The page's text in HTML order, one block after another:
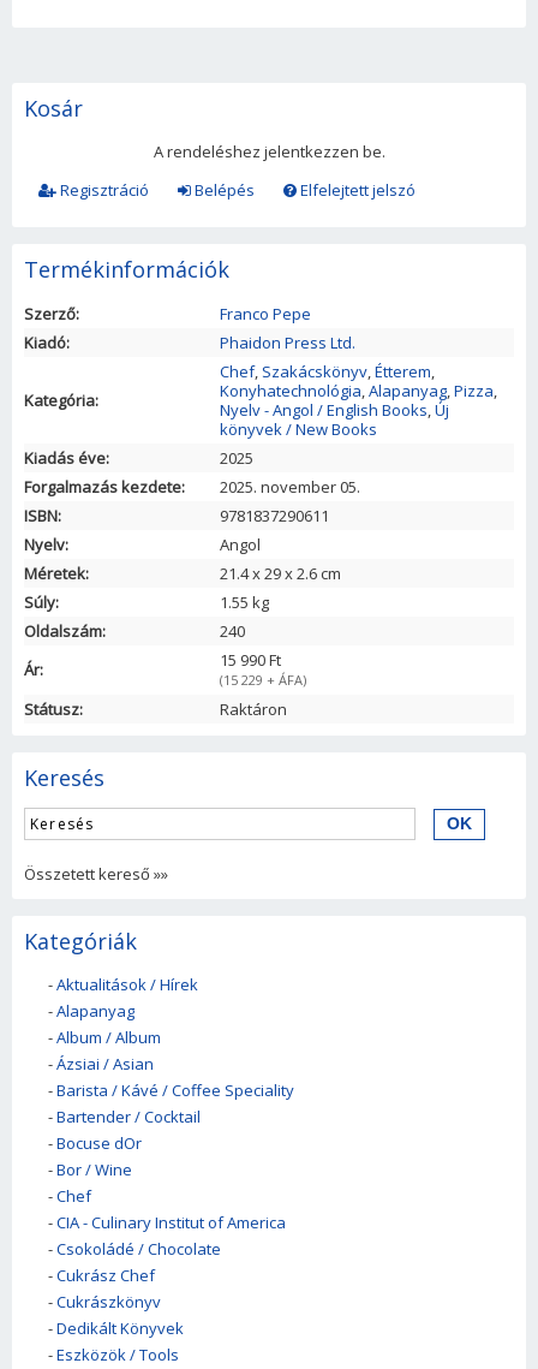
Kosár
A rendeléshez jelentkezzen be.
Regisztráció
Belépés Elfelejtett jelszó
Termékinformációk
Szerző:
Franco Pepe
Kiadó:
Phaidon Press Ltd.
Kategória:
Chef, Szakácskönyv,Étterem,
Konyhatechnológia,Alapanyag,Pizza,
Nyelv - Angol / English Books,Új
könyvek / New Books
Kiadás éve:
2025
Forgalmazás kezdete:
2025. november 05.
ISBN:
9781837290611
Nyelv:
Angol
Méretek:
21.4x29x2.6cm
Súly:
1.55 kg
Oldalszám:
240
Ár:
15 990 Ft
(15 229 + ÁFA)
Státusz: Raktáron
Keresés
Összetett kereső »»
Kategóriák
-Aktualitások / Hírek
-Alapanyag
-Album / Album
-Ázsiai / Asian
-Barista / Kávé / Coffee Speciality
-Bartender / Cocktail
-Bocuse dOr
-Bor / Wine
-Chef
-CIA - Culinary Institut of America
-Csokoládé / Chocolate
-Cukrász Chef
-Cukrászkönyv
-Dedikált Könyvek
-Eszközök / Tools